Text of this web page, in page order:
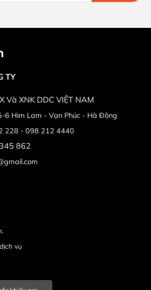
TY
Và XNK DDC VIỆT NAM
6 Him Lam - Vạn Phúc - Hà Đông
228 - 098 212 4440
862
vụ